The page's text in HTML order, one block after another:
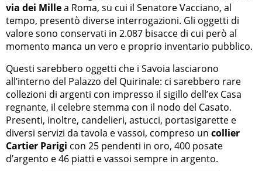
via dei Millea Roma, su cui il Senatore Vacciano, al
tempo, presentò diverse interrogazioni. Gli oggetti di
valore sono conservati in 2.087 bisacce di cui però al
momento manca un vero e proprio inventario pubblico.
Questi sarebbero oggetti che i Savoia lasciarono
all’interno del Palazzo del Quirinale: ci sarebbero rare
collezioni di argenti con impresso il sigillo dell’ex Casa
regnante, il celebre stemma con il nodo del Casato.
Presenti, inoltre, candelieri, astucci, portasigarette e
diversi servizi da tavola e vassoi, compreso un collier
Cartier Parigi con 25 pendenti in oro, 400 posate
d’argento e 46 piatti e vassoi sempre in argento.